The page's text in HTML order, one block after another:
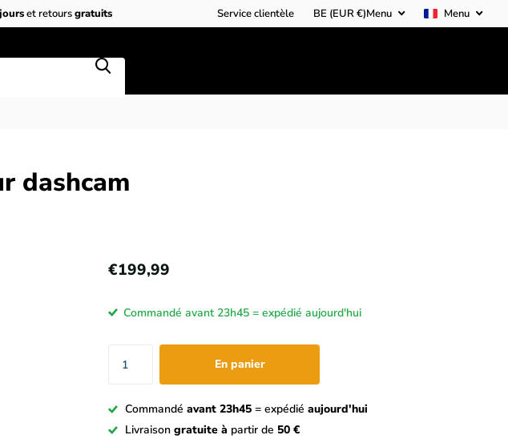
et retoursgratuits Service clientèle BE (EUR €)Menu Menu
dashcam
€199,99
Commandé avant 23h45 = expédié aujourd'hui
En panier
Commandé avant 23h45 = expédié aujourd'hui
Livraison gratuite à partir de 50 €